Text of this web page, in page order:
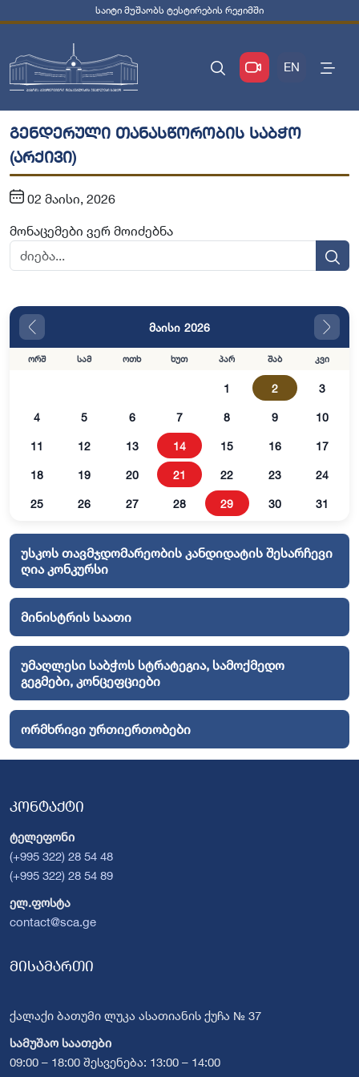
საიტი მუშაობს ტესტირების რეჟიმში
EN
გენდერული თანასწორობის საბჭო
(არქივი)
02 მაისი, 2026
მონაცემები ვერ მოიძებნა
მაისი 2026
ორშ სამ ოთხ ხუთ პარ შაბ კვი
1 2 3
4 5 6 7 8 9 10
11 12 13 14 15 16 17
18 19 20 21 22 23 24
25 26 27 28 29 30 31
უსკოს თავმჯდომარეობის კანდიდატის შესარჩევი
ღია კონკურსი
მინისტრის საათი
უმაღლესი საბჭოს სტრატეგია, სამოქმედო
გეგმები, კონცეფციები
ორმხრივი ურთიერთობები
კონტაქტი
ტელეფონი
(+995 322) 28 54 48
(+995 322) 28 54 89
ელ.ფოსტა
contact@sca.ge
მისამართი
ქალაქი ბათუმი ლუკა ასათიანის ქუჩა № 37
სამუშაო საათები
09:00 – 18:00 შესვენება: 13:00 – 14:00